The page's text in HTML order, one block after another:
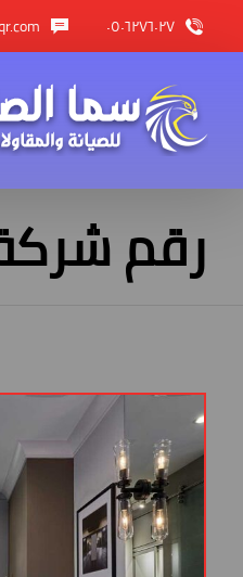
٠٥٠٦٢٧٦٠٢٧
رقم